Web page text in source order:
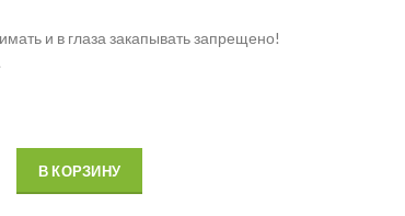
и в глаза закапывать запрещено!
В КОРЗИНУ